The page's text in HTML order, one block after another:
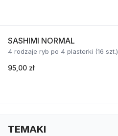
SASHIMI NORMAL
4 rodzaje ryb po 4 plasterki (16 szt.)
95,00 zł
TEMAKI